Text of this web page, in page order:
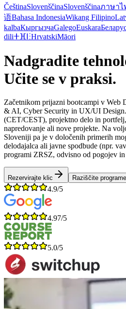
ČeštinaSlovenščinaSlovenščinaภาษาไ
语Bahasa IndonesiaWikang Filipino
kalbaКыргызчаGalegoEuskara
diliⵜⴼⵏⵗHrvatskiMāori
Nadgradite
Učite se v praksi.
Začetnikom prijazni bootcampi v Web
& AI, Cyber Security in UX/UI
(CET/CEST), projektno delo in
napredovanje ali nove projekte. Na
Sloveniji pa je v določenih primerih
delodajalca ali javne spodbude (npr.
programi ZRSZ, odvisno od pogojev
Rezervirajte klic Raziščite programe
4.9/5
4.97/5
5.0/5